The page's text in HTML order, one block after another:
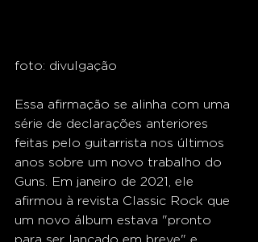
foto: divulgação
Essa afirmação se alinha com uma
série de declarações anteriores
feitas pelo guitarrista nos últimos
anos sobre um novo trabalho do
Guns. Em janeiro de 2021, ele
afirmou à revista Classic Rock que
um novo álbum estava "pronto
para ser lançado em breve" e